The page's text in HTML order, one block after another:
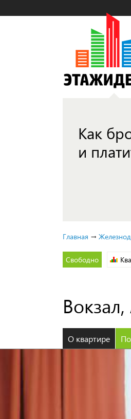
Как
и
Главная →
Свободно
О квартире